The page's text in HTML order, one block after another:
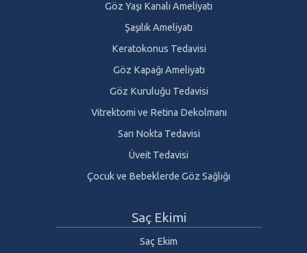
Göz Yaşı Kanalı Ameliyatı
Şaşılık Ameliyatı
Keratokonus Tedavisi
Göz Kapağı Ameliyatı
Göz Kuruluğu Tedavisi
Vitrektomi ve Retina Dekolmanı
Sarı Nokta Tedavisi
Üveit Tedavisi
Çocuk ve Bebeklerde Göz Sağlığı
Saç Ekimi
Saç Ekim